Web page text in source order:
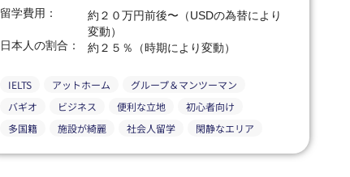
留学費用：
約２０万円前後〜（USDの為替により
変動）
日本人の割合：
約２５％（時期により変動）
IELTS アットホーム
グループ＆マンツーマン
バギオ
ビジネス 便利な立地
初心者向け
多国籍
施設が綺麗 社会人留学 閑静なエリア